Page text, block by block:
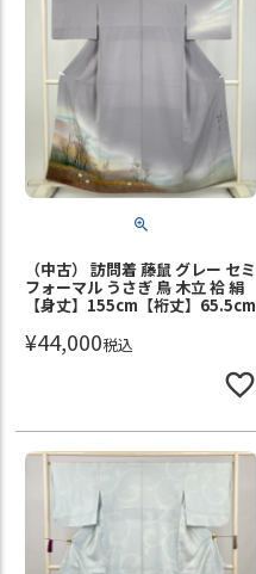
（中古） 訪問着 藤鼠 グレー セミ
フォーマル うさぎ 鳥 木立 袷 絹
【身丈】155cm【裄丈】65.5cm
¥44,000税込